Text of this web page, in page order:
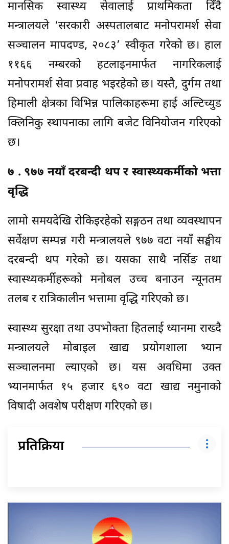
मानसिक स्वास्थ्य सेवालाई प्राथमिकता दिँदै
मन्त्रालयले ‘सरकारी अस्पतालबाट मनोपरामर्श सेवा
सञ्चालन मापदण्ड, २०८३’ स्वीकृत गरेको छ। हाल
११६६ नम्बरको हटलाइनमार्फत नागरिकलाई
मनोपरामर्श सेवा प्रवाह भइरहेको छ। यस्तै, दुर्गम तथा
हिमाली क्षेत्रका विभिन्न पालिकाहरूमा हाई अल्टिच्युड
क्लिनिकु स्थापनाका लागि बजेट विनियोजन गरिएको
छ।
७ . ९७७ नयाँ दरबन्दी थप र स्वास्थ्यकर्मीको भत्ता
वृद्धि
लामो समयदेखि रोकिइरहेको सङ्गठन तथा व्यवस्थापन
सर्वेक्षण सम्पन्न गरी मन्त्रालयले ९७७ वटा नयाँ सङ्घीय
दरबन्दी थप गरेको छ। यसका साथै नर्सिङ तथा
स्वास्थ्यकर्मीहरूको मनोबल उच्च बनाउन न्यूनतम
तलब र रात्रिकालीन भत्तामा वृद्धि गरिएको छ।
स्वास्थ्य सुरक्षा तथा उपभोक्ता हितलाई ध्यानमा राख्दै
मन्त्रालयले मोबाइल खाद्य प्रयोगशाला भ्यान
सञ्चालनमा ल्याएको छ। यस अवधिमा उक्त
भ्यानमार्फत १५ हजार ६९० वटा खाद्य नमुनाको
विषादी अवशेष परीक्षण गरिएको छ।
प्रतिक्रिया